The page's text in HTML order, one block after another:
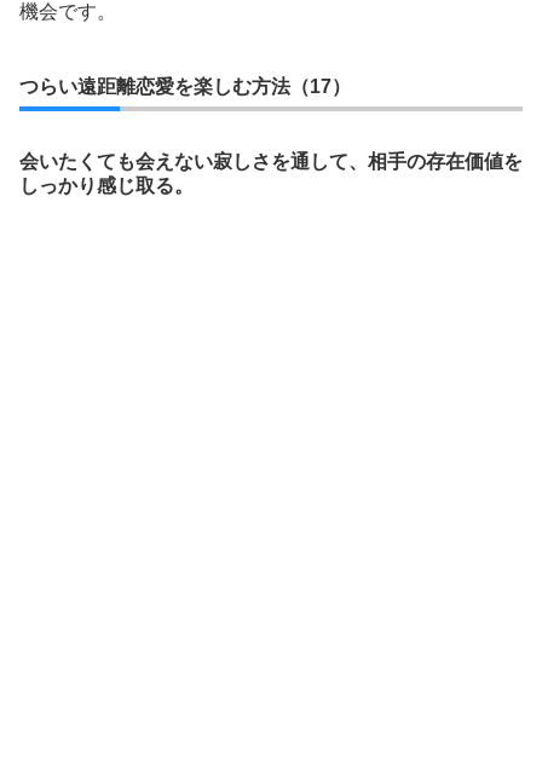
機会です。
つらい遠距離恋愛を楽しむ方法（17）
会いたくても会えない寂しさを通して、相手の存在価値を
しっかり感じ取る。